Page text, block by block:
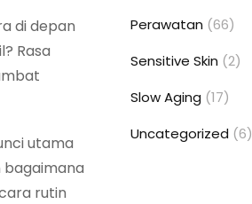
di depan
Rasa
utama
bagaimana
rutin
Perawatan (66)
Sensitive Skin (2)
Slow Aging (17)
Uncategorized (6)